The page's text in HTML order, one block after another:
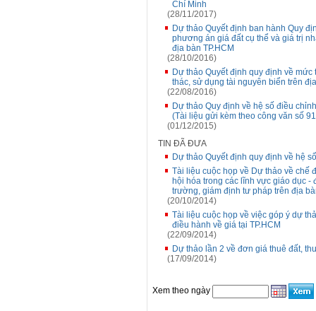
Chí Minh
(28/11/2017)
Dự thảo Quyết định ban hành Quy
phương án giá đất cụ thể và giá trị
địa bàn TP.HCM
(28/10/2016)
Dự thảo Quyết định quy định về
thác, sử dụng tài nguyên biển trên
(22/08/2016)
Dự thảo Quy định về hệ số điều
(Tài liệu gửi kèm theo công văn số
(01/12/2015)
TIN ĐÃ ĐƯA
Dự thảo Quyết định quy định về hệ
Tài liệu cuộc họp về Dự thảo về chế
hội hóa trong các lĩnh vực giáo dục -
trường, giám định tư pháp trên địa
(20/10/2014)
Tài liệu cuộc họp về việc góp ý dự
điều hành về giá tại TP.HCM
(22/09/2014)
Dự thảo lần 2 về đơn giá thuê đất,
(17/09/2014)
Xem theo ngày